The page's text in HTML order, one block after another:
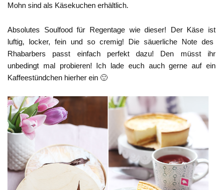
Mohn sind als Käsekuchen erhältlich.
Absolutes Soulfood für Regentage wie dieser! Der Käse ist
luftig, locker, fein und so cremig! Die säuerliche Note des
Rhabarbers passt einfach perfekt dazu! Den müsst ihr
unbedingt mal probieren! Ich lade euch auch gerne auf ein
Kaffeestündchen hierher ein 🙂